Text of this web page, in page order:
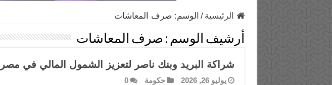
الرئيسية / الوسم:صرف المعاشات
أرشيف الوسم : صرف المعاشات
شراكة البريد وبنك ناصر لتعزيز الشمول المالي في مصر
يوليو 26, 2026 حكومة 0